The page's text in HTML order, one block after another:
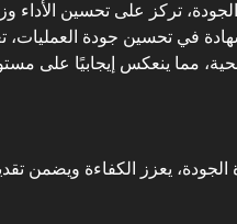
لإدارة الجودة، تركز على تحسين الأداء
في تحسين جودة العمليات،
مما ينعكس إيجابيًا على
الجودة، يعزز الكفاءة ويضمن